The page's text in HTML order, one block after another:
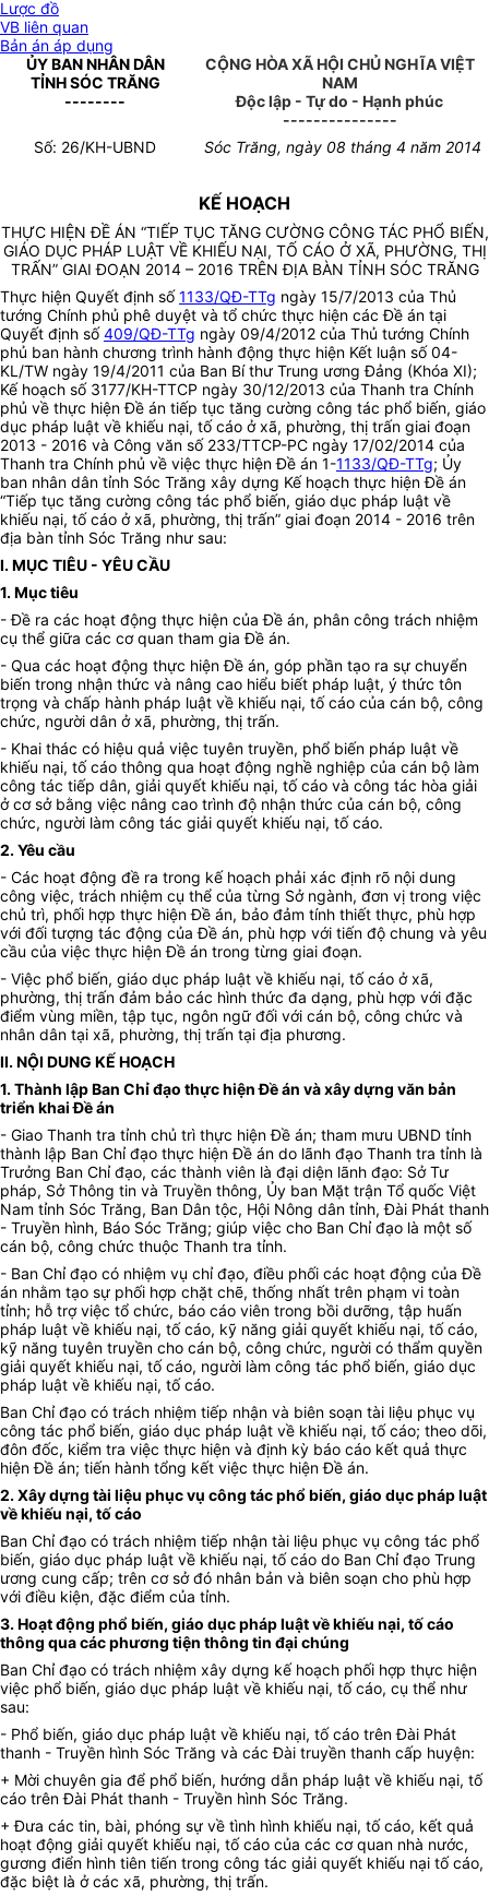
Lược đồ
VB liên quan
Bản án áp dụng
ỦY BAN NHÂN DÂN
TỈNH SÓC TRĂNG
--------
CỘNG HÒA XÃ HỘI CHỦ NGHĨA VIỆT
NAM
Độc lập - Tự do - Hạnh phúc
---------------
Số: 26/KH-UBND
Sóc Trăng, ngày 08 tháng 4 năm 2014
KẾ HOẠCH
THỰC HIỆN ĐỀ ÁN “TIẾP TỤC TĂNG CƯỜNG CÔNG TÁC PHỔ BIẾN,
GIÁO DỤC PHÁP LUẬT VỀ KHIẾU NẠI, TỐ CÁO Ở XÃ, PHƯỜNG, THỊ
TRẤN” GIAI ĐOẠN 2014 – 2016 TRÊN ĐỊA BÀN TỈNH SÓC TRĂNG
Thực hiện Quyết định số1133/QĐ-TTg ngày 15/7/2013 của Thủ
tướng Chính phủ phê duyệt và tổ chức thực hiện các Đề án tại
Quyết định số409/QĐ-TTg ngày 09/4/2012 của Thủ tướng Chính
phủ ban hành chương trình hành động thực hiện Kết luận số 04-
KL/TW ngày 19/4/2011 của Ban Bí thư Trung ương Đảng (Khóa XI);
Kế hoạch số 3177/KH-TTCP ngày 30/12/2013 của Thanh tra Chính
phủ về thực hiện Đề án tiếp tục tăng cường công tác phổ biến, giáo
dục pháp luật về khiếu nại, tố cáo ở xã, phường, thị trấn giai đoạn
2013 - 2016 và Công văn số 233/TTCP-PC ngày 17/02/2014 của
Thanh tra Chính phủ về việc thực hiện Đề án 1-1133/QĐ-TTg; Ủy
ban nhân dân tỉnh Sóc Trăng xây dựng Kế hoạch thực hiện Đề án
“Tiếp tục tăng cường công tác phổ biến, giáo dục pháp luật về
khiếu nại, tố cáo ở xã, phường, thị trấn” giai đoạn 2014 - 2016 trên
địa bàn tỉnh Sóc Trăng như sau:
I. MỤC TIÊU - YÊU CẦU
1. Mục tiêu
- Đề ra các hoạt động thực hiện của Đề án, phân công trách nhiệm
cụ thể giữa các cơ quan tham gia Đề án.
- Qua các hoạt động thực hiện Đề án, góp phần tạo ra sự chuyển
biến trong nhận thức và nâng cao hiểu biết pháp luật, ý thức tôn
trọng và chấp hành pháp luật về khiếu nại, tố cáo của cán bộ, công
chức, người dân ở xã, phường, thị trấn.
- Khai thác có hiệu quả việc tuyên truyền, phổ biến pháp luật về
khiếu nại, tố cáo thông qua hoạt động nghề nghiệp của cán bộ làm
công tác tiếp dân, giải quyết khiếu nại, tố cáo và công tác hòa giải
ở cơ sở bằng việc nâng cao trình độ nhận thức của cán bộ, công
chức, người làm công tác giải quyết khiếu nại, tố cáo.
2. Yêu cầu
- Các hoạt động đề ra trong kế hoạch phải xác định rõ nội dung
công việc, trách nhiệm cụ thể của từng Sở ngành, đơn vị trong việc
chủ trì, phối hợp thực hiện Đề án, bảo đảm tính thiết thực, phù hợp
với đối tượng tác động của Đề án, phù hợp với tiến độ chung và yêu
cầu của việc thực hiện Đề án trong từng giai đoạn.
- Việc phổ biến, giáo dục pháp luật về khiếu nại, tố cáo ở xã,
phường, thị trấn đảm bảo các hình thức đa dạng, phù hợp với đặc
điểm vùng miền, tập tục, ngôn ngữ đối với cán bộ, công chức và
nhân dân tại xã, phường, thị trấn tại địa phương.
II. NỘI DUNG KẾ HOẠCH
1. Thành lập Ban Chỉ đạo thực hiện Đề án và xây dựng văn bản
triển khai Đề án
- Giao Thanh tra tỉnh chủ trì thực hiện Đề án; tham mưu UBND tỉnh
thành lập Ban Chỉ đạo thực hiện Đề án do lãnh đạo Thanh tra tỉnh là
Trưởng Ban Chỉ đạo, các thành viên là đại diện lãnh đạo: Sở Tư
pháp, Sở Thông tin và Truyền thông, Ủy ban Mặt trận Tổ quốc Việt
Nam tỉnh Sóc Trăng, Ban Dân tộc, Hội Nông dân tỉnh, Đài Phát thanh
- Truyền hình, Báo Sóc Trăng; giúp việc cho Ban Chỉ đạo là một số
cán bộ, công chức thuộc Thanh tra tỉnh.
- Ban Chỉ đạo có nhiệm vụ chỉ đạo, điều phối các hoạt động của Đề
án nhằm tạo sự phối hợp chặt chẽ, thống nhất trên phạm vi toàn
tỉnh; hỗ trợ việc tổ chức, báo cáo viên trong bồi dưỡng, tập huấn
pháp luật về khiếu nại, tố cáo, kỹ năng giải quyết khiếu nại, tố cáo,
kỹ năng tuyên truyền cho cán bộ, công chức, người có thẩm quyền
giải quyết khiếu nại, tố cáo, người làm công tác phổ biến, giáo dục
pháp luật về khiếu nại, tố cáo.
Ban Chỉ đạo có trách nhiệm tiếp nhận và biên soạn tài liệu phục vụ
công tác phổ biến, giáo dục pháp luật về khiếu nại, tố cáo; theo dõi,
đôn đốc, kiểm tra việc thực hiện và định kỳ báo cáo kết quả thực
hiện Đề án; tiến hành tổng kết việc thực hiện Đề án.
2. Xây dựng tài liệu phục vụ công tác phổ biến, giáo dục pháp luật
về khiếu nại, tố cáo
Ban Chỉ đạo có trách nhiệm tiếp nhận tài liệu phục vụ công tác phổ
biến, giáo dục pháp luật về khiếu nại, tố cáo do Ban Chỉ đạo Trung
ương cung cấp; trên cơ sở đó nhân bản và biên soạn cho phù hợp
với điều kiện, đặc điểm của tỉnh.
3. Hoạt động phổ biến, giáo dục pháp luật về khiếu nại, tố cáo
thông qua các phương tiện thông tin đại chúng
Ban Chỉ đạo có trách nhiệm xây dựng kế hoạch phối hợp thực hiện
việc phổ biến, giáo dục pháp luật về khiếu nại, tố cáo, cụ thể như
sau:
- Phổ biến, giáo dục pháp luật về khiếu nại, tố cáo trên Đài Phát
thanh - Truyền hình Sóc Trăng và các Đài truyền thanh cấp huyện:
+ Mời chuyên gia để phổ biến, hướng dẫn pháp luật về khiếu nại, tố
cáo trên Đài Phát thanh - Truyền hình Sóc Trăng.
+ Đưa các tin, bài, phóng sự về tình hình khiếu nại, tố cáo, kết quả
hoạt động giải quyết khiếu nại, tố cáo của các cơ quan nhà nước,
gương điển hình tiên tiến trong công tác giải quyết khiếu nại tố cáo,
đặc biệt là ở các xã, phường, thị trấn.